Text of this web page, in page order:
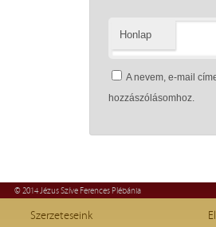
Honlap
A nevem, e-mail
hozzászólásomhoz.
© 2014 Jézus Szíve Ferences Plébánia
Szerzeteseink